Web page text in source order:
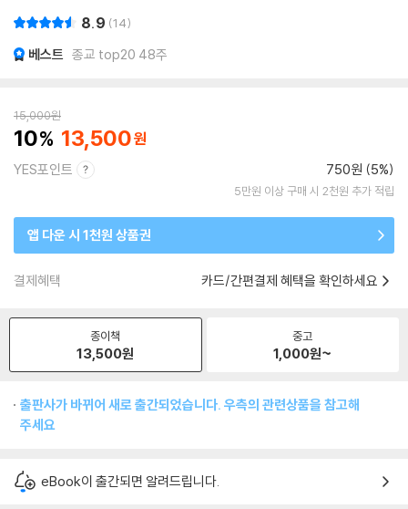
8.9 14
베스트 종교 top20 48주
15,000원
10 13,500
YES포인트 750원 (5%)
5만원 이상 구매 시 2천원 추가 적립
앱 다운 시 1천원 상품권
결제혜택 카드/간편결제 혜택을 확인하세요
종이책
13,500원
중고
1,000원~
출판사가 바뀌어 새로 출간되었습니다. 우측의 관련상품을 참고해
주세요
eBook이 출간되면 알려드립니다.